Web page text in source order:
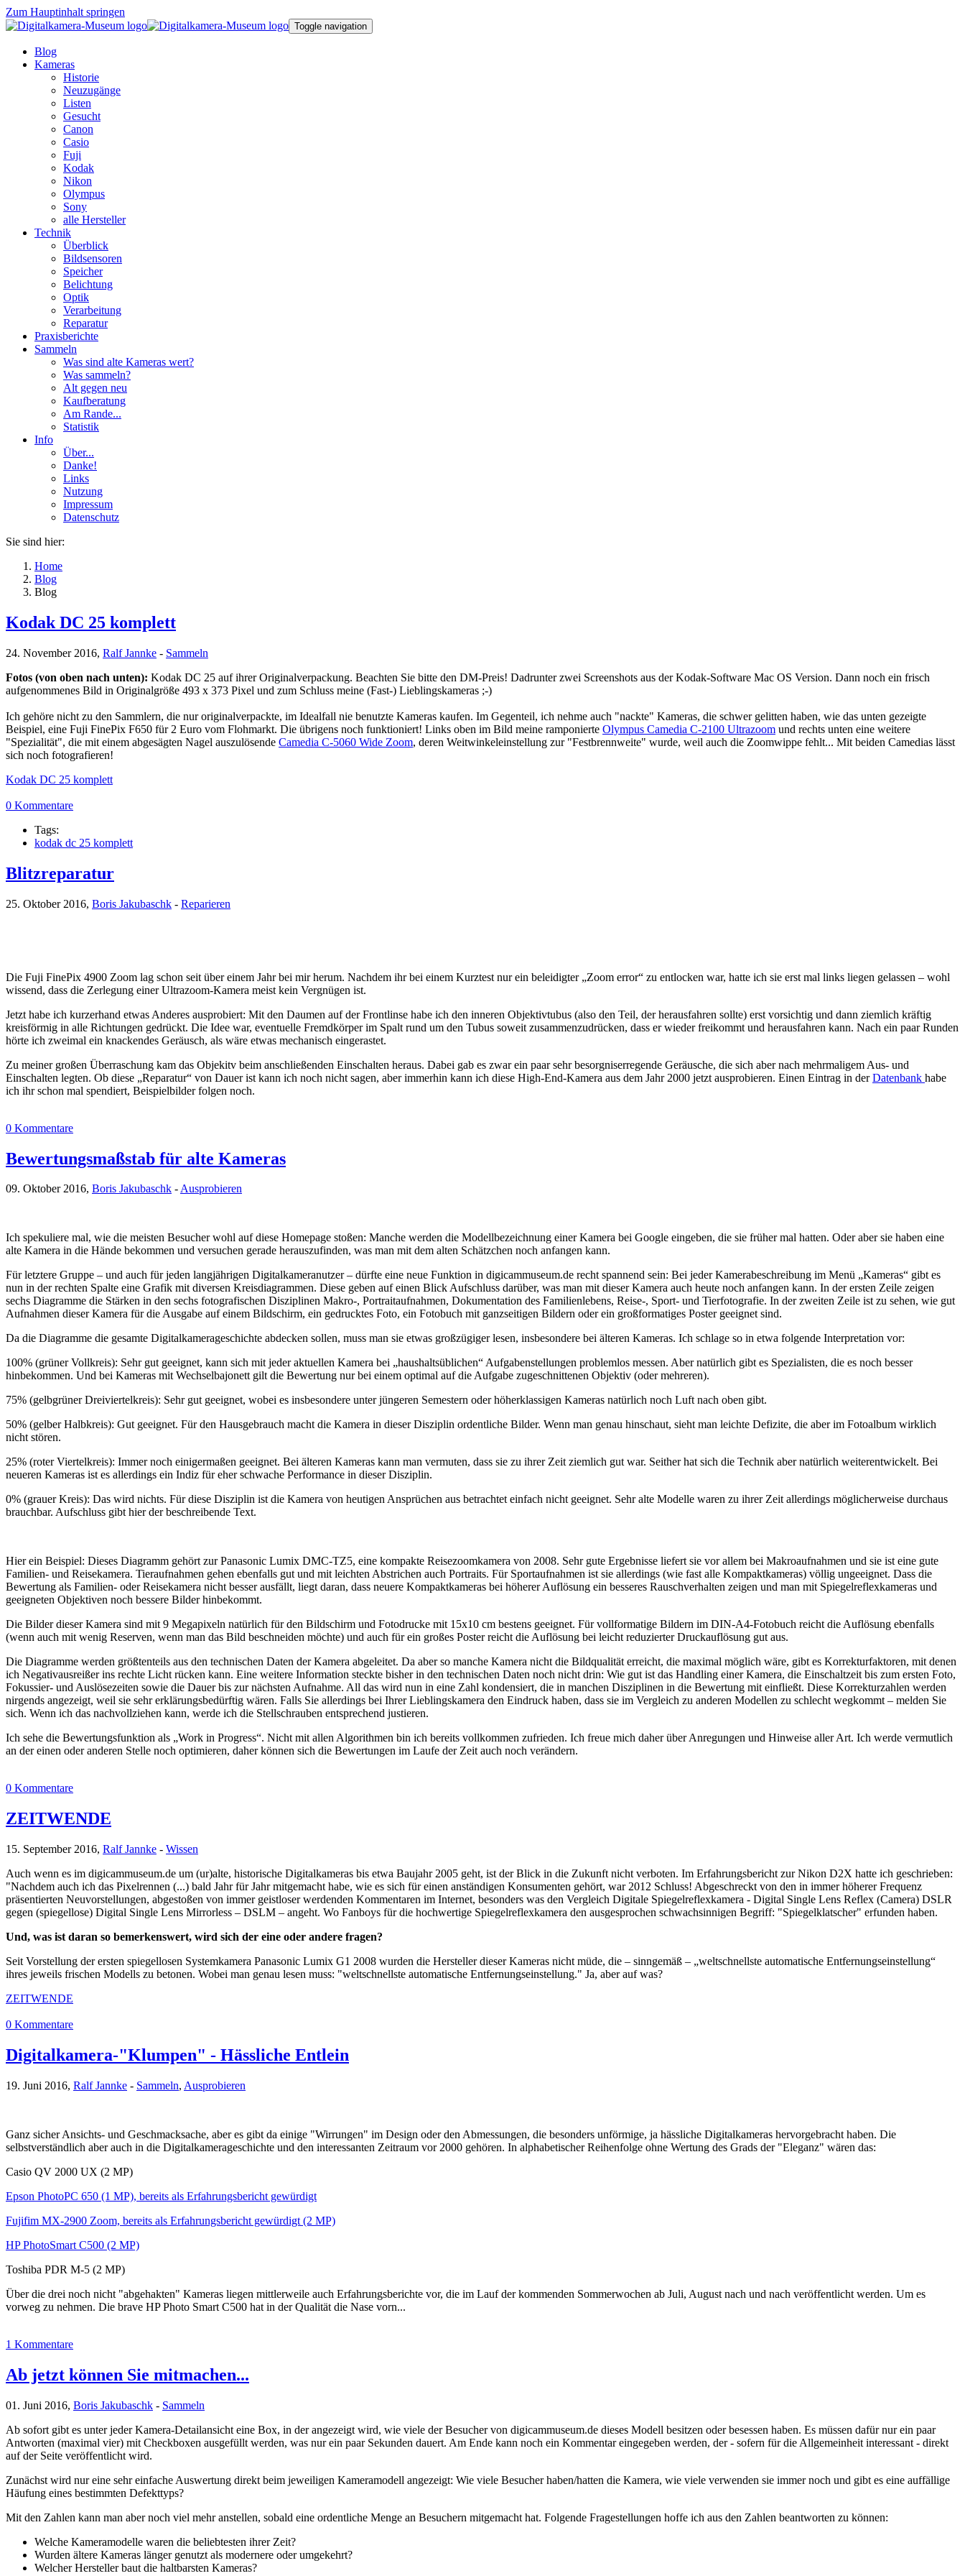
Zum Hauptinhalt springen
Toggle navigation
Blog
Kameras
Historie
Neuzugänge
Listen
Gesucht
Canon
Casio
Fuji
Kodak
Nikon
Olympus
Sony
alle Hersteller
Technik
Überblick
Bildsensoren
Speicher
Belichtung
Optik
Verarbeitung
Reparatur
Praxisberichte
Sammeln
Was sind alte Kameras wert?
Was sammeln?
Alt gegen neu
Kaufberatung
Am Rande...
Statistik
Info
Über...
Danke!
Links
Nutzung
Impressum
Datenschutz
Sie sind hier:
Home
Blog
Blog
Kodak DC 25 komplett
24. November 2016, Ralf Jannke - Sammeln
Fotos (von oben nach unten): Kodak DC 25 auf ihrer Originalverpackung. Beachten Sie bitte den DM-Preis! Dadrunter zwei Screenshots aus der Kodak-Software Mac OS Version. Dann noch ein frisch
aufgenommenes Bild in Originalgröße 493 x 373 Pixel und zum Schluss meine (Fast-) Lieblingskameras ;-)
Ich gehöre nicht zu den Sammlern, die nur originalverpackte, im Idealfall nie benutzte Kameras kaufen. Im Gegenteil, ich nehme auch "nackte" Kameras, die schwer gelitten haben, wie das unten gezeigte
Beispiel, eine Fuji FinePix F650 für 2 Euro vom Flohmarkt. Die übrigens noch funktioniert! Links oben im Bild meine ramponierte Olympus Camedia C-2100 Ultrazoom und rechts unten eine weitere
"Spezialität", die mit einem abgesägten Nagel auszulösende Camedia C-5060 Wide Zoom, deren Weitwinkeleinstellung zur "Festbrennweite" wurde, weil auch die Zoomwippe fehlt... Mit beiden Camedias lässt
sich noch fotografieren!
Kodak DC 25 komplett
0 Kommentare
Tags:
kodak dc 25 komplett
Blitzreparatur
25. Oktober 2016, Boris Jakubaschk - Reparieren
Die Fuji FinePix 4900 Zoom lag schon seit über einem Jahr bei mir herum. Nachdem ihr bei einem Kurztest nur ein beleidigter „Zoom error“ zu entlocken war, hatte ich sie erst mal links liegen gelassen – wohl
wissend, dass die Zerlegung einer Ultrazoom-Kamera meist kein Vergnügen ist.
Jetzt habe ich kurzerhand etwas Anderes ausprobiert: Mit den Daumen auf der Frontlinse habe ich den inneren Objektivtubus (also den Teil, der herausfahren sollte) erst vorsichtig und dann ziemlich kräftig
kreisförmig in alle Richtungen gedrückt. Die Idee war, eventuelle Fremdkörper im Spalt rund um den Tubus soweit zusammenzudrücken, dass er wieder freikommt und herausfahren kann. Nach ein paar Runden
hörte ich zweimal ein knackendes Geräusch, als wäre etwas mechanisch eingerastet.
Zu meiner großen Überraschung kam das Objekitv beim anschließenden Einschalten heraus. Dabei gab es zwar ein paar sehr besorgniserregende Geräusche, die sich aber nach mehrmaligem Aus- und
Einschalten legten. Ob diese „Reparatur“ von Dauer ist kann ich noch nicht sagen, aber immerhin kann ich diese High-End-Kamera aus dem Jahr 2000 jetzt ausprobieren. Einen Eintrag in derDatenbank habe
ich ihr schon mal spendiert, Beispielbilder folgen noch.
0 Kommentare
Bewertungsmaßstab für alte Kameras
09. Oktober 2016, Boris Jakubaschk -Ausprobieren
Ich spekuliere mal, wie die meisten Besucher wohl auf diese Homepage stoßen: Manche werden die Modellbezeichnung einer Kamera bei Google eingeben, die sie früher mal hatten. Oder aber sie haben eine
alte Kamera in die Hände bekommen und versuchen gerade herauszufinden, was man mit dem alten Schätzchen noch anfangen kann.
Für letztere Gruppe – und auch für jeden langjährigen Digitalkameranutzer – dürfte eine neue Funktion in digicammuseum.de recht spannend sein: Bei jeder Kamerabeschreibung im Menü „Kameras“ gibt es
nun in der rechten Spalte eine Grafik mit diversen Kreisdiagrammen. Diese geben auf einen Blick Aufschluss darüber, was man mit dieser Kamera auch heute noch anfangen kann. In der ersten Zeile zeigen
sechs Diagramme die Stärken in den sechs fotografischen Disziplinen Makro-, Portraitaufnahmen, Dokumentation des Familienlebens, Reise-, Sport- und Tierfotografie. In der zweiten Zeile ist zu sehen, wie gut
Aufnahmen dieser Kamera für die Ausgabe auf einem Bildschirm, ein gedrucktes Foto, ein Fotobuch mit ganzseitigen Bildern oder ein großformatiges Poster geeignet sind.
Da die Diagramme die gesamte Digitalkamerageschichte abdecken sollen, muss man sie etwas großzügiger lesen, insbesondere bei älteren Kameras. Ich schlage so in etwa folgende Interpretation vor:
100% (grüner Vollkreis): Sehr gut geeignet, kann sich mit jeder aktuellen Kamera bei „haushaltsüblichen“ Aufgabenstellungen problemlos messen. Aber natürlich gibt es Spezialisten, die es noch besser
hinbekommen. Und bei Kameras mit Wechselbajonett gilt die Bewertung nur bei einem optimal auf die Aufgabe zugeschnittenen Objektiv (oder mehreren).
75% (gelbgrüner Dreiviertelkreis): Sehr gut geeignet, wobei es insbesondere unter jüngeren Semestern oder höherklassigen Kameras natürlich noch Luft nach oben gibt.
50% (gelber Halbkreis): Gut geeignet. Für den Hausgebrauch macht die Kamera in dieser Disziplin ordentliche Bilder. Wenn man genau hinschaut, sieht man leichte Defizite, die aber im Fotoalbum wirklich
nicht stören.
25% (roter Viertelkreis): Immer noch einigermaßen geeignet. Bei älteren Kameras kann man vermuten, dass sie zu ihrer Zeit ziemlich gut war. Seither hat sich die Technik aber natürlich weiterentwickelt. Bei
neueren Kameras ist es allerdings ein Indiz für eher schwache Performance in dieser Disziplin.
0% (grauer Kreis): Das wird nichts. Für diese Disziplin ist die Kamera von heutigen Ansprüchen aus betrachtet einfach nicht geeignet. Sehr alte Modelle waren zu ihrer Zeit allerdings möglicherweise durchaus
brauchbar. Aufschluss gibt hier der beschreibende Text.
Hier ein Beispiel: Dieses Diagramm gehört zur Panasonic Lumix DMC-TZ5, eine kompakte Reisezoomkamera von 2008. Sehr gute Ergebnisse liefert sie vor allem bei Makroaufnahmen und sie ist eine gute
Familien- und Reisekamera. Tieraufnahmen gehen ebenfalls gut und mit leichten Abstrichen auch Portraits. Für Sportaufnahmen ist sie allerdings (wie fast alle Kompaktkameras) völlig ungeeignet. Dass die
Bewertung als Familien- oder Reisekamera nicht besser ausfällt, liegt daran, dass neuere Kompaktkameras bei höherer Auflösung ein besseres Rauschverhalten zeigen und man mit Spiegelreflexkameras und
geeigneten Objektiven noch bessere Bilder hinbekommt.
Die Bilder dieser Kamera sind mit 9 Megapixeln natürlich für den Bildschirm und Fotodrucke mit 15x10 cm bestens geeignet. Für vollformatige Bildern im DIN-A4-Fotobuch reicht die Auflösung ebenfalls
(wenn auch mit wenig Reserven, wenn man das Bild beschneiden möchte) und auch für ein großes Poster reicht die Auflösung bei leicht reduzierter Druckauflösung gut aus.
Die Diagramme werden größtenteils aus den technischen Daten der Kamera abgeleitet. Da aber so manche Kamera nicht die Bildqualität erreicht, die maximal möglich wäre, gibt es Korrekturfaktoren, mit denen
ich Negativausreißer ins rechte Licht rücken kann. Eine weitere Information steckte bisher in den technischen Daten noch nicht drin: Wie gut ist das Handling einer Kamera, die Einschaltzeit bis zum ersten Foto,
Fokussier- und Auslösezeiten sowie die Dauer bis zur nächsten Aufnahme. All das wird nun in eine Zahl kondensiert, die in manchen Disziplinen in die Bewertung mit einfließt. Diese Korrekturzahlen werden
nirgends angezeigt, weil sie sehr erklärungsbedürftig wären. Falls Sie allerdings bei Ihrer Lieblingskamera den Eindruck haben, dass sie im Vergleich zu anderen Modellen zu schlecht wegkommt – melden Sie
sich. Wenn ich das nachvollziehen kann, werde ich die Stellschrauben entsprechend justieren.
Ich sehe die Bewertungsfunktion als „Work in Progress“. Nicht mit allen Algorithmen bin ich bereits vollkommen zufrieden. Ich freue mich daher über Anregungen und Hinweise aller Art. Ich werde vermutlich
an der einen oder anderen Stelle noch optimieren, daher können sich die Bewertungen im Laufe der Zeit auch noch verändern.
0 Kommentare
ZEITWENDE
15. September 2016, Ralf Jannke - Wissen
Auch wenn es im digicammuseum.de um (ur)alte, historische Digitalkameras bis etwa Baujahr 2005 geht, ist der Blick in die Zukunft nicht verboten. Im Erfahrungsbericht zur Nikon D2X hatte ich geschrieben:
"Nachdem auch ich das Pixelrennen (...) bald Jahr für Jahr mitgemacht habe, wie es sich für einen anständigen Konsumenten gehört, war 2012 Schluss! Abgeschreckt von den in immer höherer Frequenz
präsentierten Neuvorstellungen, abgestoßen von immer geistloser werdenden Kommentaren im Internet, besonders was den Vergleich Digitale Spiegelreflexkamera - Digital Single Lens Reflex (Camera) DSLR
gegen (spiegellose) Digital Single Lens Mirrorless – DSLM – angeht. Wo Fanboys für die hochwertige Spiegelreflexkamera den ausgesprochen schwachsinnigen Begriff: "Spiegelklatscher" erfunden haben.
Und, was ist daran so bemerkenswert, wird sich der eine oder andere fragen?
Seit Vorstellung der ersten spiegellosen Systemkamera Panasonic Lumix G1 2008 wurden die Hersteller dieser Kameras nicht müde, die – sinngemäß – „weltschnellste automatische Entfernungseinstellung“
ihres jeweils frischen Modells zu betonen. Wobei man genau lesen muss: "weltschnellste automatische Entfernungseinstellung." Ja, aber auf was?
ZEITWENDE
0 Kommentare
Digitalkamera-"Klumpen" - Hässliche Entlein
19. Juni 2016, Ralf Jannke - Sammeln, Ausprobieren
Ganz sicher Ansichts- und Geschmacksache, aber es gibt da einige "Wirrungen" im Design oder den Abmessungen, die besonders unförmige, ja hässliche Digitalkameras hervorgebracht haben. Die
selbstverständlich aber auch in die Digitalkamerageschichte und den interessanten Zeitraum vor 2000 gehören. In alphabetischer Reihenfolge ohne Wertung des Grads der "Eleganz" wären das:
Casio QV 2000 UX (2 MP)
Epson PhotoPC 650 (1 MP), bereits als Erfahrungsbericht gewürdigt
Fujifim MX-2900 Zoom, bereits als Erfahrungsbericht gewürdigt (2 MP)
HP PhotoSmart C500 (2 MP)
Toshiba PDR M-5 (2 MP)
Über die drei noch nicht "abgehakten" Kameras liegen mittlerweile auch Erfahrungsberichte vor, die im Lauf der kommenden Sommerwochen ab Juli, August nach und nach veröffentlicht werden. Um es
vorweg zu nehmen. Die brave HP Photo Smart C500 hat in der Qualität die Nase vorn...
1 Kommentare
Ab jetzt können Sie mitmachen...
01. Juni 2016, Boris Jakubaschk - Sammeln
Ab sofort gibt es unter jeder Kamera-Detailansicht eine Box, in der angezeigt wird, wie viele der Besucher von digicammuseum.de dieses Modell besitzen oder besessen haben. Es müssen dafür nur ein paar
Antworten (maximal vier) mit Checkboxen ausgefüllt werden, was nur ein paar Sekunden dauert. Am Ende kann noch ein Kommentar eingegeben werden, der - sofern für die Allgemeinheit interessant - direkt
auf der Seite veröffentlicht wird.
Zunächst wird nur eine sehr einfache Auswertung direkt beim jeweiligen Kameramodell angezeigt: Wie viele Besucher haben/hatten die Kamera, wie viele verwenden sie immer noch und gibt es eine auffällige
Häufung eines bestimmten Defekttyps?
Mit den Zahlen kann man aber noch viel mehr anstellen, sobald eine ordentliche Menge an Besuchern mitgemacht hat. Folgende Fragestellungen hoffe ich aus den Zahlen beantworten zu können:
Welche Kameramodelle waren die beliebtesten ihrer Zeit?
Wurden ältere Kameras länger genutzt als modernere oder umgekehrt?
Welcher Hersteller baut die haltbarsten Kameras?